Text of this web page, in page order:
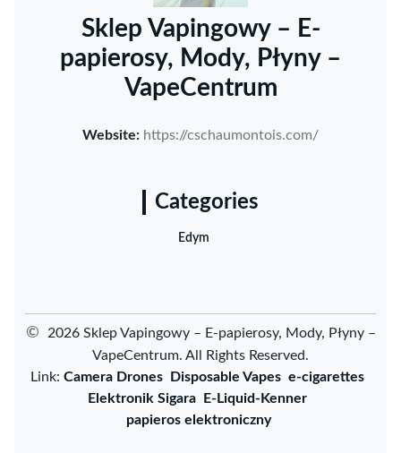
Sklep Vapingowy – E-
papierosy, Mody, Płyny –
VapeCentrum
Website: https://cschaumontois.com/
Categories
Edym
©
2026 Sklep Vapingowy – E-papierosy, Mody, Płyny –
VapeCentrum. All Rights Reserved.
Link: Camera Drones Disposable Vapes e-cigarettes
Elektronik Sigara
E-Liquid-Kenner
papieros elektroniczny